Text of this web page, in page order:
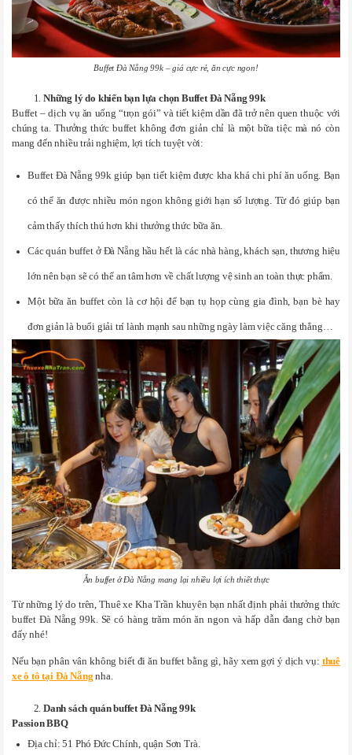
Buffet Đà Nẵng 99k – giá cực rẻ, ăn cực ngon!
Những lý do khiến bạn lựa chọn Buffet Đà Nẵng 99k
Buffet – dịch vụ ăn uống “trọn gói” và tiết kiệm dần đã trở nên quen thuộc với
chúng ta. Thưởng thức buffet không đơn giản chỉ là một bữa tiệc mà nó còn
mang đến nhiều trải nghiệm, lợi tích tuyệt vời:
Buffet Đà Nẵng 99k giúp bạn tiết kiệm được kha khá chi phí ăn uống. Bạn
có thể ăn được nhiều món ngon không giới hạn số lượng. Từ đó giúp bạn
cảm thấy thích thú hơn khi thưởng thức bữa ăn.
Các quán buffet ở Đà Nẵng hầu hết là các nhà hàng, khách sạn, thương hiệu
lớn nên bạn sẽ có thể an tâm hơn về chất lượng vệ sinh an toàn thực phẩm.
Một bữa ăn buffet còn là cơ hội để bạn tụ họp cùng gia đình, bạn bè hay
đơn giản là buổi giải trí lành mạnh sau những ngày làm việc căng thẳng…
Ăn buffet ở Đà Nẵng mang lại nhiều lợi ích thiết thực
Từ những lý do trên, Thuê xe Kha Trần khuyên bạn nhất định phải thưởng thức
buffet Đà Nẵng 99k. Sẽ có hàng trăm món ăn ngon và hấp dẫn đang chờ bạn
đấy nhé!
Nếu bạn phân vân không biết đi ăn buffet bằng gì, hãy xem gợi ý dịch vụ: thuê
xe ô tô tại Đà Nẵng nha.
Danh sách quán buffet Đà Nẵng 99k
Passion BBQ
Địa chỉ: 51 Phó Đức Chính, quận Sơn Trà.